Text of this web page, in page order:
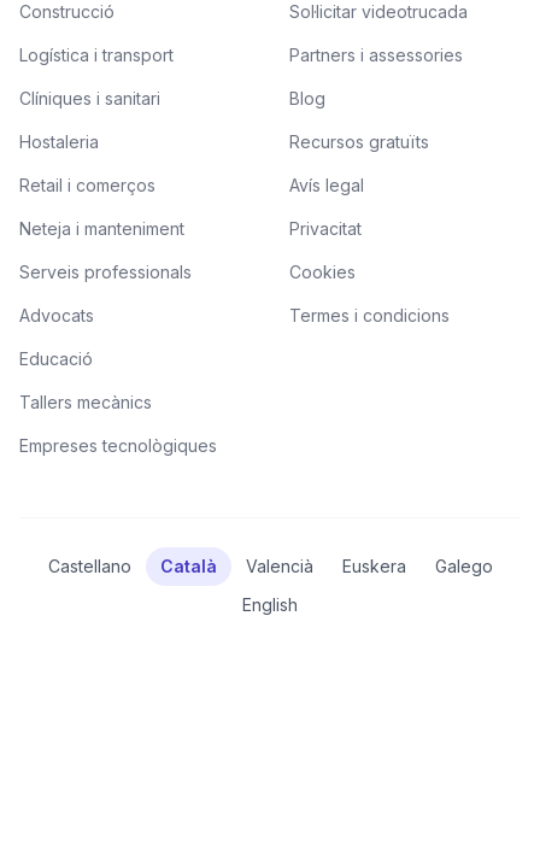
Construcció
Logística i transport
Clíniques i sanitari
Hostaleria
Retail i comerços
Neteja i manteniment
Serveis professionals
Advocats
Educació
Tallers mecànics
Empreses tecnològiques
Sol·licitar videotrucada
Partners i assessories
Blog
Recursos gratuïts
Avís legal
Privacitat
Cookies
Termes i condicions
Castellano Català Valencià Euskera
Galego
English